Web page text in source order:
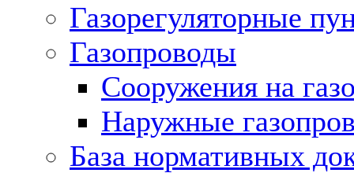
Газорегуляторные
Газопроводы
Сооружения на
Наружные
База нормативных